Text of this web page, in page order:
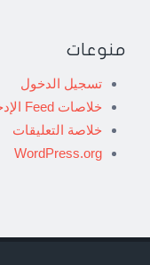
منوعات
تسجيل الدخول
خلاصات Feed الإدخالات
خلاصة التعليقات
WordPress.org